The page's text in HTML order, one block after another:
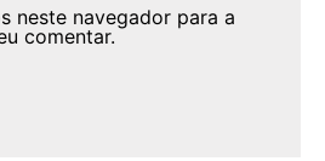
neste navegador para a
comentar.